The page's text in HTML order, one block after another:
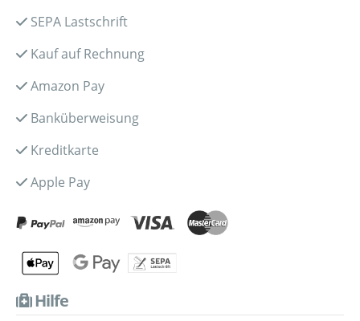
SEPA Lastschrift
Kauf auf Rechnung
Amazon Pay
Banküberweisung
Kreditkarte
Apple Pay
Hilfe